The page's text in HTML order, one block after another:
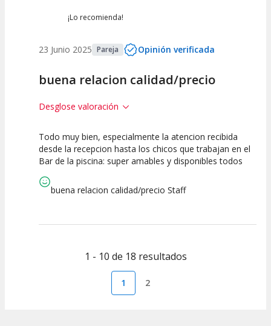
¡Lo recomienda!
23 Junio 2025 Pareja Opinión verificada
buena relacion calidad/precio
Desglose valoración
10
Calidad de la
10
Atención del
Todo muy bien, especialmente la atencion recibida
desde la recepcion hasta los chicos que trabajan en el
Bar de la piscina: super amables y disponibles todos
buena relacion calidad/precio Staff
1 - 10 de 18 resultados
1 2